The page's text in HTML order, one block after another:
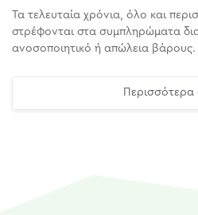
Τα τελευταία χρόνια, όλο και
στρέφονται στα συμπληρώματα
ανοσοποιητικό ή απώλεια